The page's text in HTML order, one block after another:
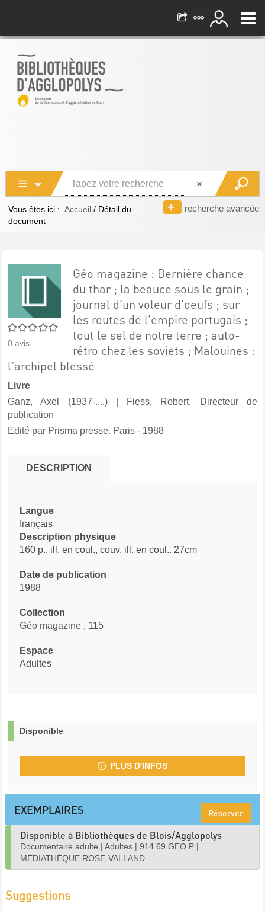
recherche avancée
Vous êtes ici : Accueil / Détail du
document
0/5
0 avis
Géo magazine : Dernière chance
du thar ; la beauce sous le grain ;
journal d'un voleur d'oeufs ; sur
les routes de l'empire portugais ;
tout le sel de notre terre ; auto-
rétro chez les soviets ; Malouines :
l'archipel blessé
Livre
Ganz, Axel (1937-....)|
Fiess, Robert. Directeur de
publication
Edité par Prisma presse. Paris - 1988
DESCRIPTION
Langue
français
Description physique
160 p.. ill. en coul., couv. ill. en coul.. 27cm
Date de publication
1988
Collection
Géo magazine , 115
Espace
Adultes
Disponible
PLUS D'INFOS
EXEMPLAIRES Réserver
Disponible à Bibliothèques de Blois/Agglopolys
Documentaire adulte | Adultes | 914.69 GEO P |
MÉDIATHÈQUE ROSE-VALLAND
Suggestions